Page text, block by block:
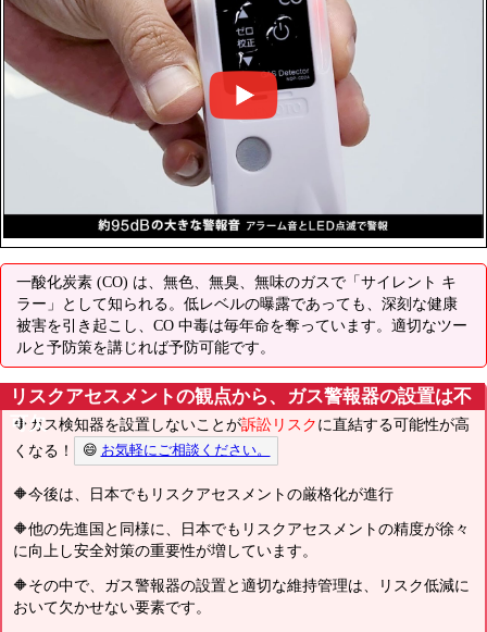
一酸化炭素 (CO) は、無色、無臭、無味のガスで「サイレント キ
ラー」として知られる。低レベルの曝露であっても、深刻な健康
被害を引き起こし、CO 中毒は毎年命を奪っています。適切なツー
ルと予防策を講じれば予防可能です。
リスクアセスメントの観点から、ガス警報器の設置は不
可欠
🔶ガス検知器を設置しないことが訴訟リスク に直結する可能性が高
くなる！
😄 お気軽にご相談ください。
🔶今後は、日本でもリスクアセスメントの厳格化が進行
🔶他の先進国と同様に、日本でもリスクアセスメントの精度が徐々
に向上し安全対策の重要性が増しています。
🔶その中で、ガス警報器の設置と適切な維持管理は、リスク低減に
おいて欠かせない要素です。